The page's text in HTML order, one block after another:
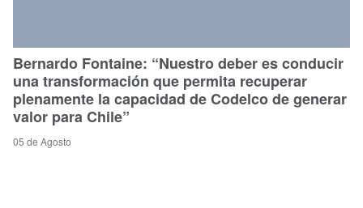
Bernardo Fontaine: “Nuestro deber es conducir
una transformación que permita recuperar
plenamente la capacidad de Codelco de generar
valor para Chile”
05 de Agosto